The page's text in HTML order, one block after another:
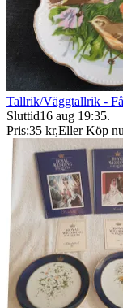
Tallrik/Väggtallrik -
Sluttid16 aug 19:35.
Pris:35 kr,Eller Köp nu